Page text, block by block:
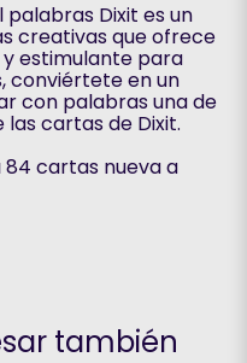
palabras Dixit es un
creativas que ofrece
estimulante para
conviértete en un
con palabras una de
cartas de Dixit.
84 cartas nueva a
también